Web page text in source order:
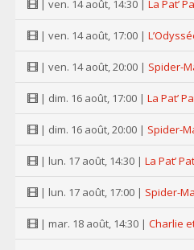
| ven. 14 août, 14:30 | La Pat’
| ven. 14 août, 17:00 |
| ven. 14 août, 20:00 | Spider-
| dim. 16 août, 17:00 | La Pat’
| dim. 16 août, 20:00 | Spider-
| lun. 17 août, 14:30 | La Pat’
| lun. 17 août, 17:00 | Spider-
| mar. 18 août, 14:30 | Charlie